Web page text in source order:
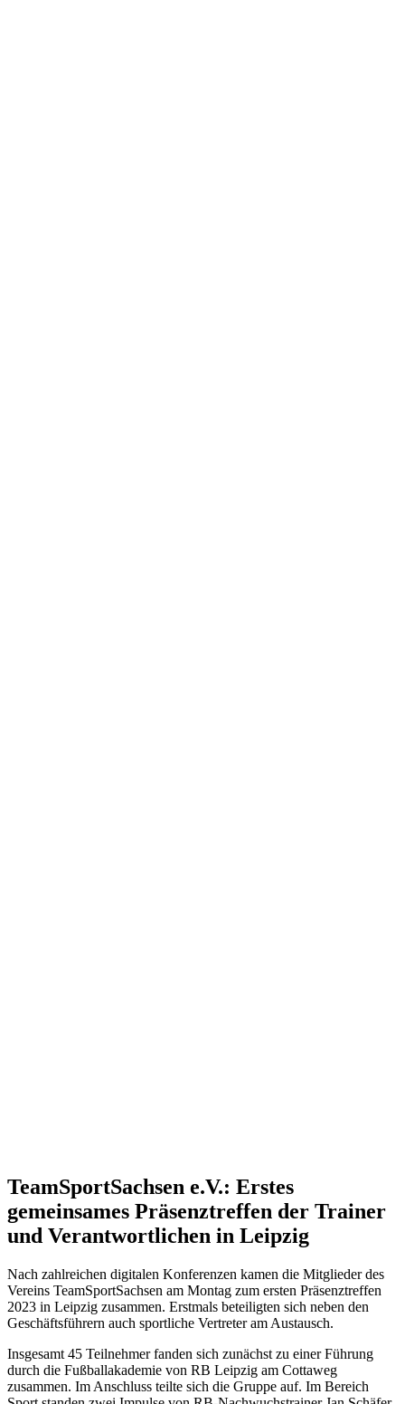
TeamSportSachsen e.V.: Erstes
gemeinsames Präsenztreffen der Trainer
und Verantwortlichen in Leipzig
Nach zahlreichen digitalen Konferenzen kamen die Mitglieder des
Vereins TeamSportSachsen am Montag zum ersten Präsenztreffen
2023 in Leipzig zusammen. Erstmals beteiligten sich neben den
Geschäftsführern auch sportliche Vertreter am Austausch.
Insgesamt 45 Teilnehmer fanden sich zunächst zu einer Führung
durch die Fußballakademie von RB Leipzig am Cottaweg
zusammen. Im Anschluss teilte sich die Gruppe auf. Im Bereich